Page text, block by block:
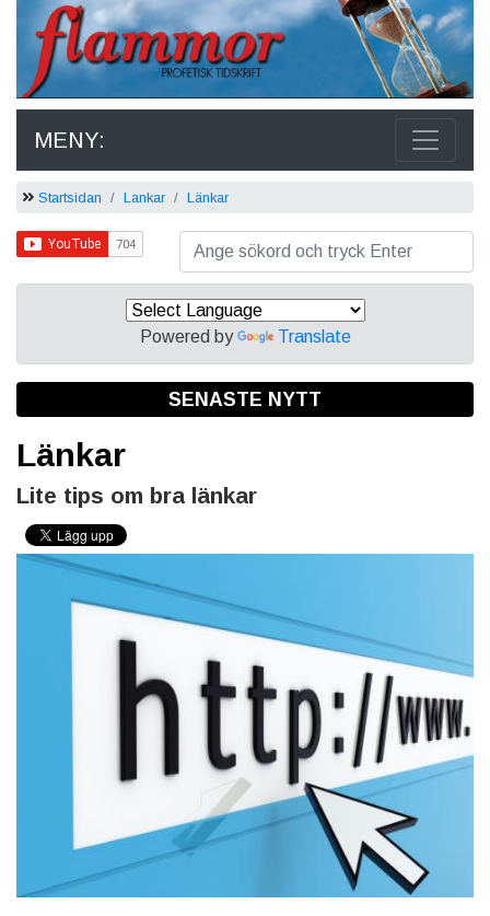
MENY:
Startsidan Lankar Länkar
Powered by Translate
SENASTE NYTT
Länkar
Lite tips om bra länkar